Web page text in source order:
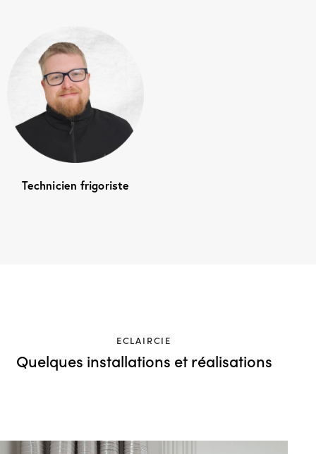
Technicien frigoriste
ECLAIRCIE
Quelques installations et réalisations